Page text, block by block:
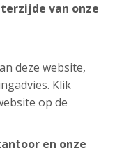
van onze
deze website,
Klik
op de
en onze